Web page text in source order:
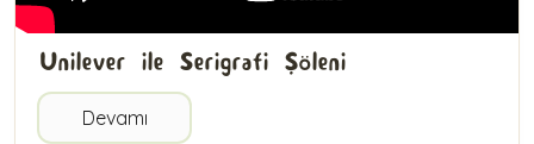
Unilever ile Serigrafi Şöleni
Devamı